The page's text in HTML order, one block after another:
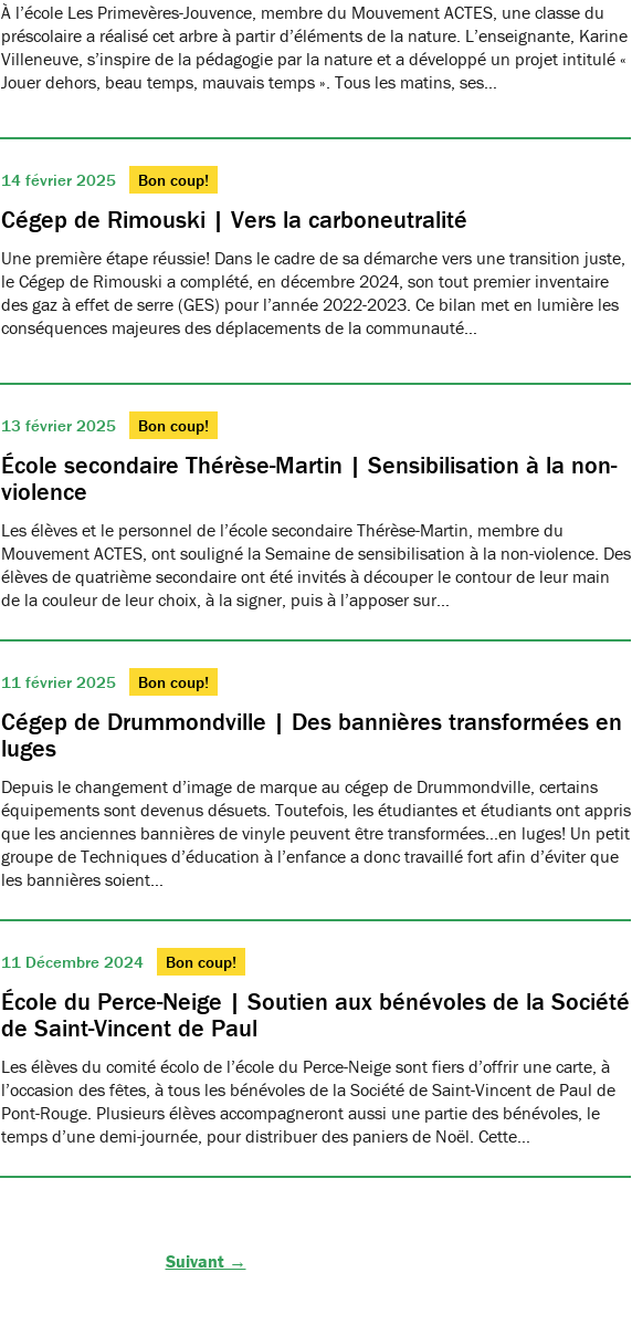
À l’école Les Primevères-Jouvence, membre du Mouvement ACTES, une classe du
préscolaire a réalisé cet arbre à partir d’éléments de la nature. L’enseignante, Karine
Villeneuve, s’inspire de la pédagogie par la nature et a développé un projet intitulé «
Jouer dehors, beau temps, mauvais temps ». Tous les matins, ses…
14 février 2025 Bon coup!
Cégep de Rimouski | Vers la carboneutralité
Une première étape réussie! Dans le cadre de sa démarche vers une transition juste,
le Cégep de Rimouski a complété, en décembre 2024, son tout premier inventaire
des gaz à effet de serre (GES) pour l’année 2022-2023. Ce bilan met en lumière les
conséquences majeures des déplacements de la communauté…
13 février 2025 Bon coup!
École secondaire Thérèse-Martin | Sensibilisation à la non-
violence
Les élèves et le personnel de l’école secondaire Thérèse-Martin, membre du
Mouvement ACTES, ont souligné la Semaine de sensibilisation à la non-violence. Des
élèves de quatrième secondaire ont été invités à découper le contour de leur main
de la couleur de leur choix, à la signer, puis à l’apposer sur…
11 février 2025 Bon coup!
Cégep de Drummondville | Des bannières transformées en
luges
Depuis le changement d’image de marque au cégep de Drummondville, certains
équipements sont devenus désuets. Toutefois, les étudiantes et étudiants ont appris
que les anciennes bannières de vinyle peuvent être transformées…en luges! Un petit
groupe de Techniques d’éducation à l’enfance a donc travaillé fort afin d’éviter que
les bannières soient…
11 Décembre 2024 Bon coup!
École du Perce-Neige | Soutien aux bénévoles de la Société
de Saint-Vincent de Paul
Les élèves du comité écolo de l’école du Perce-Neige sont fiers d’offrir une carte, à
l’occasion des fêtes, à tous les bénévoles de la Société de Saint-Vincent de Paul de
Pont-Rouge. Plusieurs élèves accompagneront aussi une partie des bénévoles, le
temps d’une demi-journée, pour distribuer des paniers de Noël. Cette…
Suivant →